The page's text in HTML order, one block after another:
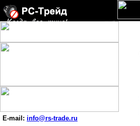
E-mail: info@rs-trade.ru